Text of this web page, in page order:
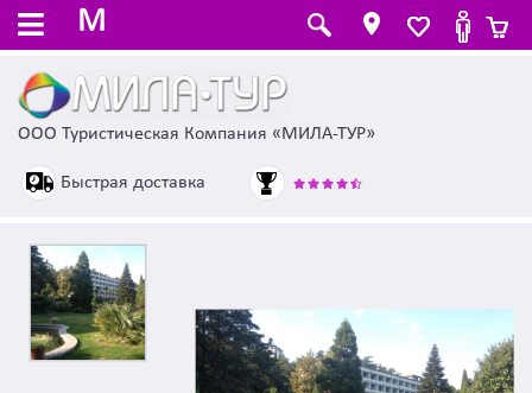
M
ООО Туристическая Компания «МИЛА-ТУР»
Быстрая доставка